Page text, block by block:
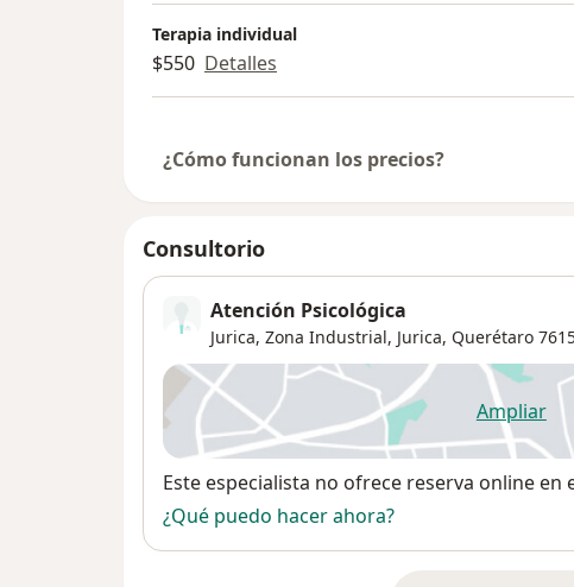
Terapia individual
$550 Detalles
¿Cómo funcionan los precios?
Consultorio
Atención Psicológica
Jurica, Zona Industrial, Jurica, Querétaro
Ampliar
se
Disponibilidad
Este especialista no ofrece reserva online en
¿Qué puedo hacer ahora?